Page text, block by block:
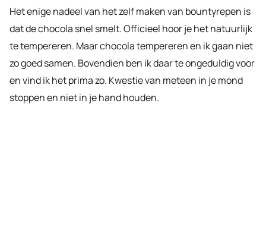
Het enige nadeel van het zelf maken van bountyrepen is
dat de chocola snel smelt. Officieel hoor je het natuurlijk
te tempereren. Maar chocola tempereren en ik gaan niet
zo goed samen. Bovendien ben ik daar te ongeduldig voor
en vind ik het prima zo. Kwestie van meteen in je mond
stoppen en niet in je hand houden.